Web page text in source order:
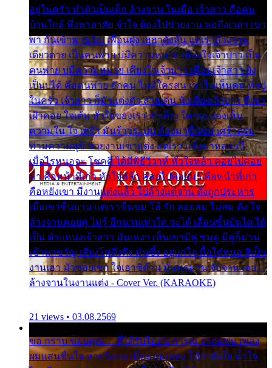
อยู่ในครัว ทำตัวเป็นเด็ก ล้างจาน ในเมื่อ เจ้าสาว คือคน
บ้านใกล้ พึ่งพาอาศัย จำใจ ต้องไปช่วยงาน พอถึงเวลา เขา
พา กันเข้าพาขวัญ เพื่อนฝูง เฮฮาดังลั่น แต่เราล้างจาน
เดียวดาย เป็นคนพ่าย บ่มีความหมาย เคียงใจเจ้าบ่าว เป็น
คนพ่าย บ่มีความหมาย เคียงใจเจ้าบ่าว เพื่อนเจ้าสาว ยัง
เป็นบ่ได้ คือคนพ่าย ฮักคน ไม่มีใครสน เขาไม่เห็นคน ที่อยู่
ในครัว เจ้าสาว ก็มัวแต่งตัว สวยเด่น นั่งเคียงเจ้าบ่าว ที่เขา
เฝ้าคอย ใจเต้น หัวใจของเรา ลำเค็ญ ใครจะมองเห็น
ความใน ใจ เศร้า มันร้าวระบม ต้องมาขื่นขม เศร้าตรม
ท่ามความสุขี ช่วยงานเขาแต่ง แต่เรา แล้งมาหลายปี
เมื่อไรหนอจะ โชคดี ได้มีพิธีวิวาห์ หัวใจหล้า คอยไปคอย
มา คือหน้าที่เก่า หัวใจหล้า คอยไปคอยมา คือหน้าที่เก่า
คือหยังเขา มีงานแต่งแล้ว ไปล้างแต่จาน ดั่งถูกประหาร
เมื่อเขาชื่นบาน แต่เราขื่นขม โอ้ รัก ลอยลม ไม่สม ดัง ใจ
ล้างจานคอยคู่ ไม่รู้ อีกนานเท่าใด จะได้ เลื่อนขั้นบันได ได้
เป็น ตำแหน่งเจ้าสาว มันเหงา เห็นเขามีคู่ ซมดู มีคู่ก็ม่วน
เข้าพาขวัญ เสียงโห่ตึงตึง มันซึ้ง อยู่แก่ใจ มื้อใด๋หนอ สิเป็น
งานเฮา มัวซอยเขา ใจเฮาซิด้าน มันทรมาน จับจาน เอย…
ล้างจานในงานแต่ง - Cover Ver. (KARAOKE)
21 views • 03.08.2569
ขอ กราบ ขอบคุณ.... ที่ได้รับไออุ่น การุณ จากแฟน เพลง
ผมแสนชื่นใจ หายวังเวง เมื่อแฟนเพลง ให้กำลังใจ น้ำใจ